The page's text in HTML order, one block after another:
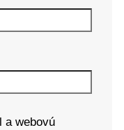
a webovú